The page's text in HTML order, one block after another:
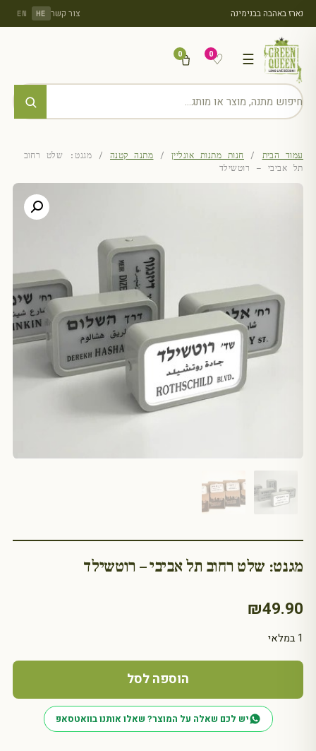
נארז באהבה בבנימינה צור קשר HE
EN
☰
♡
0
0
עמוד הבית / חנות מתנות אונליין / מתנה קטנה / מגנט: שלט רחוב
תל אביבי – רוטשילד
מגנט: שלט רחוב תל אביבי – רוטשילד
₪49.90
1 במלאי
כמות
מגנט:
הוספה לסל
יש לכם שאלה על המוצר? שאלו אותנו בוואטסאפ